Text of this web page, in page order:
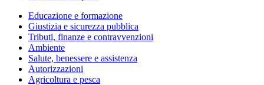
Educazione e formazione
Giustizia e sicurezza pubblica
Tributi, finanze e contravvenzioni
Ambiente
Salute, benessere e assistenza
Autorizzazioni
Agricoltura e pesca